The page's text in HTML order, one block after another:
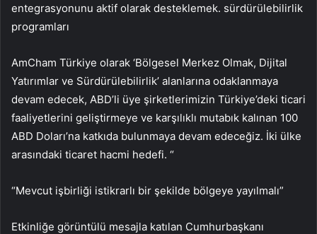
entegrasyonunu aktif olarak desteklemek. sürdürülebilirlik
programları
AmCham Türkiye olarak ‘Bölgesel Merkez Olmak, Dijital
Yatırımlar ve Sürdürülebilirlik’ alanlarına odaklanmaya
devam edecek, ABD’li üye şirketlerimizin Türkiye’deki ticari
faaliyetlerini geliştirmeye ve karşılıklı mutabık kalınan 100
ABD Doları’na katkıda bulunmaya devam edeceğiz. İki ülke
arasındaki ticaret hacmi hedefi. “
“Mevcut işbirliği istikrarlı bir şekilde bölgeye yayılmalı”
Etkinliğe görüntülü mesajla katılan Cumhurbaşkanı